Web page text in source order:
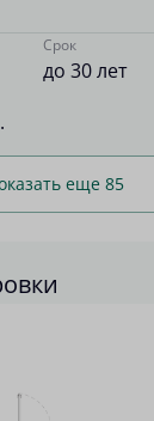
Срок
до 30 лет
еще 85